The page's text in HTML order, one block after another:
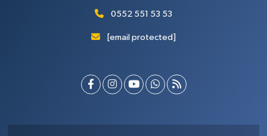
0552 551 53 53
[email protected]